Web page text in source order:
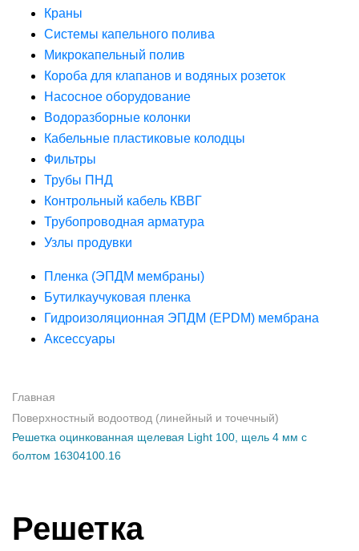
Краны
Системы капельного полива
Микрокапельный полив
Короба для клапанов и водяных розеток
Насосное оборудование
Водоразборные колонки
Кабельные пластиковые колодцы
Фильтры
Трубы ПНД
Контрольный кабель КВВГ
Трубопроводная арматура
Узлы продувки
Пленка (ЭПДМ мембраны)
Бутилкаучуковая пленка
Гидроизоляционная ЭПДМ (EPDM) мембрана
Аксессуары
Главная
Поверхностный водоотвод (линейный и точечный)
Решетка оцинкованная щелевая Light 100, щель 4 мм с
болтом 16304100.16
Решетка